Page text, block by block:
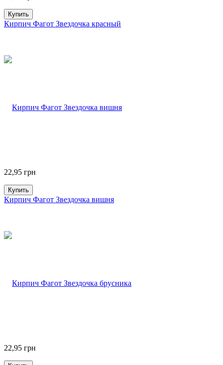
Купить
Кирпич Фагот Звездочка красный
22,95 грн
Купить
Кирпич Фагот Звездочка вишня
22,95 грн